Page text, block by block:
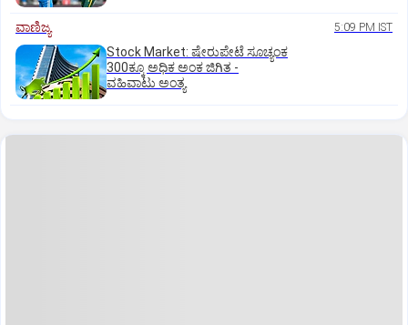
ವಾಣಿಜ್ಯ 5:09 PM IST
Stock Market: ಷೇರುಪೇಟೆ ಸೂಚ್ಯಂಕ
300ಕ್ಕೂ ಅಧಿಕ ಅಂಕ ಜಿಗಿತ -
ವಹಿವಾಟು ಅಂತ್ಯ